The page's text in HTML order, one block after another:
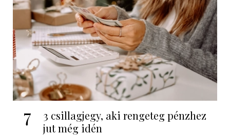
7
3 csillagjegy, aki rengeteg pénzhez
jut még idén